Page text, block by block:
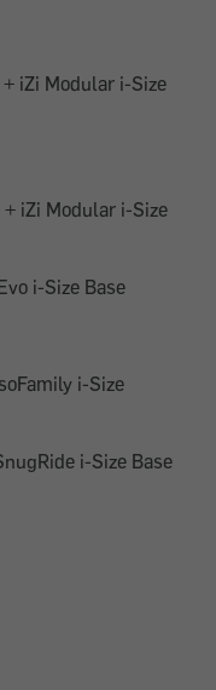
iZi Modular i-Size
iZi Modular i-Size
i-Size Base
i-Size
i-Size Base